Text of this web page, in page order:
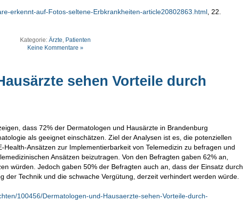
erkennt-auf-Fotos-seltene-Erbkrankheiten-article20802863.html , 22.
Kategorie: Ärzte, Patienten
Keine Kommentare »
sehen Vorteile durch
dass 72% der Dermatologen und Hausärzte in Brandenburg
als geeignet einschätzen. Ziel der Analysen ist es, die potenziellen
Ansätzen zur Implementierbarkeit von Telemedizin zu befragen und
Ansätzen beizutragen. Von den Befragten gaben 62% an,
würden. Jedoch gaben 50% der Befragten auch an, dass der Einsatz durch
der Technik und die schwache Vergütung, derzeit verhindert werden würde.
100456/Dermatologen-und-Hausaerzte-sehen-Vorteile-durch-